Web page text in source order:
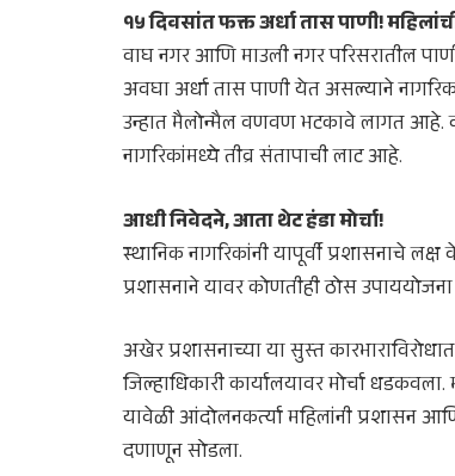
१५ दिवसांत फक्त अर्धा तास पाणी!
वाघ नगर आणि माउली नगर परिसरातील
अवघा अर्धा तास पाणी येत असल्याने
उन्हात मैलोन्मैल वणवण भटकावे लागत आहे.
नागरिकांमध्ये तीव्र संतापाची लाट आहे.
आधी निवेदने, आता थेट हंडा मोर्चा!
स्थानिक नागरिकांनी यापूर्वी प्रशासनाचे
प्रशासनाने यावर कोणतीही ठोस
अखेर प्रशासनाच्या या सुस्त
जिल्हाधिकारी कार्यालयावर मोर्चा
यावेळी आंदोलनकर्त्या महिलांनी प्रशासन
दणाणून सोडला.